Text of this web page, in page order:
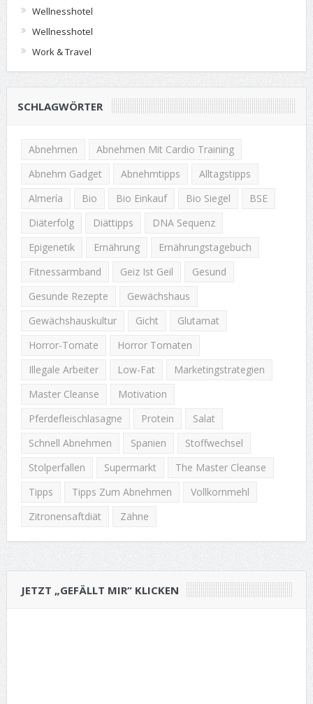
Wellnesshotel
Wellnesshotel
Work & Travel
SCHLAGWÖRTER
Abnehmen
Abnehmen Mit Cardio Training
Abnehm Gadget
Abnehmtipps
Alltagstipps
Almería
Bio Bio Einkauf Bio Siegel
BSE
Diäterfolg
Diättipps
DNA Sequenz
Epigenetik
Ernährung
Ernährungstagebuch
Fitnessarmband
Geiz Ist Geil
Gesund
Gesunde Rezepte
Gewächshaus
Gewächshauskultur
Gicht
Glutamat
Horror-Tomate
Horror Tomaten
Illegale Arbeiter
Low-Fat
Marketingstrategien
Master Cleanse
Motivation
Pferdefleischlasagne
Protein
Salat
Schnell Abnehmen
Spanien
Stoffwechsel
Stolperfallen
Supermarkt
The Master Cleanse
Tipps
Tipps Zum Abnehmen
Vollkornmehl
Zitronensaftdiät
Zähne
JETZT „GEFÄLLT MIR“ KLICKEN